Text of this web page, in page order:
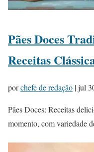
Pães Doces
Receitas
porchefe de redação |jul
Pães Doces: Receitas
momento, com variedade